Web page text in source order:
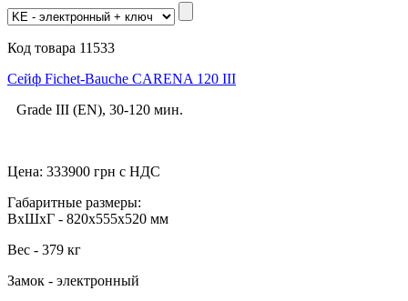
Код товара 11533
Сейф Fichet-Bauche CARENA 120 III
Grade III (EN), 30-120 мин.
Цена: 333900 грн с НДС
Габаритные размеры:
ВхШхГ - 820х555х520 мм
Вес - 379 кг
Замок - электронный